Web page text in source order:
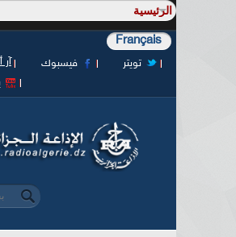
Français
فيسبوك
تويتر